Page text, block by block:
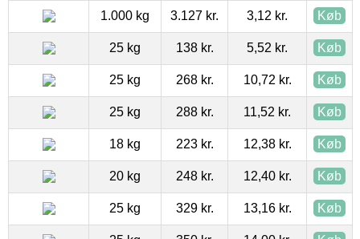
1.000 kg 3.127 kr. 3,12 kr. Køb
25 kg 138 kr. 5,52 kr. Køb
25 kg 268 kr. 10,72 kr. Køb
25 kg 288 kr. 11,52 kr. Køb
18 kg 223 kr. 12,38 kr. Køb
20 kg 248 kr. 12,40 kr. Køb
25 kg 329 kr. 13,16 kr. Køb